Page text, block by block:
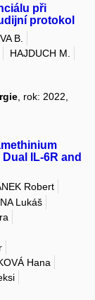
při
protokol
B.
HAJDUCH M.
, rok: 2022,
IL-6R and
Robert
Lukáš
Hana